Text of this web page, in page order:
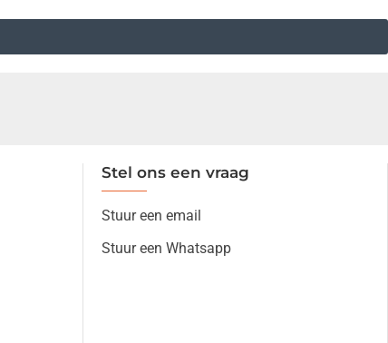
u nu naar uw favoriete muziek luistert of handsfree belt,
Stel ons een vraag
Stuur een email
Stuur een Whatsapp